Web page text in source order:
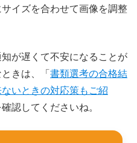
イズを合わせて画像を調整
が遅くて不安になることが
きは、「 書類選考の合格結
いときの対応策もご紹
認してくださいね。